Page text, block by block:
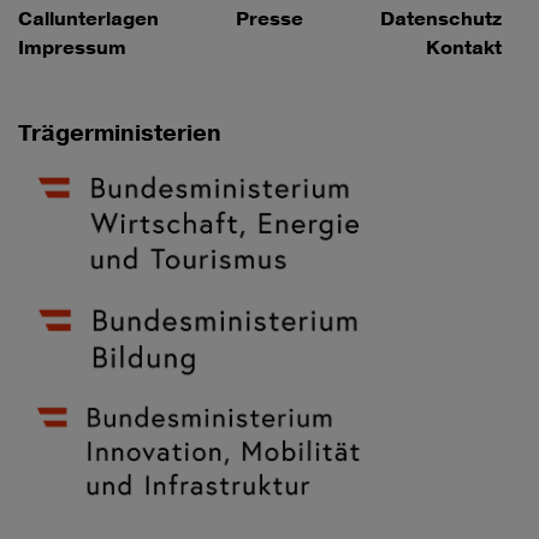
Callunterlagen Presse
Datenschutz
Impressum
Kontakt
Trägerministerien